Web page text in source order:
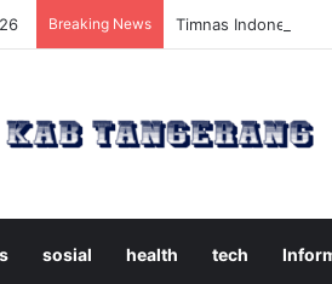
Breaking News Timnas Indonesia
sosial health tech